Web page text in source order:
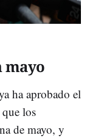
mayo
ha aprobado el
que los
de mayo, y